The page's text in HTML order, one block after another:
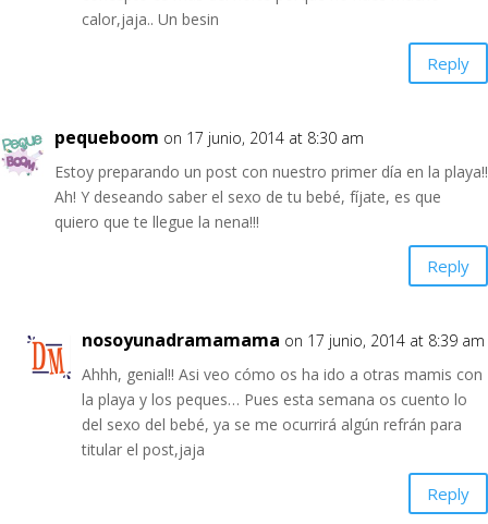
calor,jaja.. Un besin
Reply
pequeboom on 17 junio, 2014 at 8:30 am
Estoy preparando un post con nuestro primer día en la playa!!
Ah! Y deseando saber el sexo de tu bebé, fíjate, es que
quiero que te llegue la nena!!!
Reply
nosoyunadramamama on 17 junio, 2014 at 8:39 am
Ahhh, genial!! Asi veo cómo os ha ido a otras mamis con
la playa y los peques… Pues esta semana os cuento lo
del sexo del bebé, ya se me ocurrirá algún refrán para
titular el post,jaja
Reply